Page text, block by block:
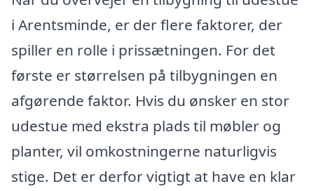
i Arentsminde, er der flere faktorer, der
spiller en rolle i prissætningen. For det
første er størrelsen på tilbygningen en
afgørende faktor. Hvis du ønsker en stor
udestue med ekstra plads til møbler og
planter, vil omkostningerne naturligvis
stige. Det er derfor vigtigt at have en klar